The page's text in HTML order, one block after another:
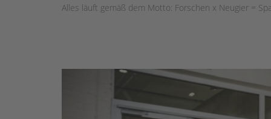
Alles läuft gemäß dem Motto: Forschen x Neugier =